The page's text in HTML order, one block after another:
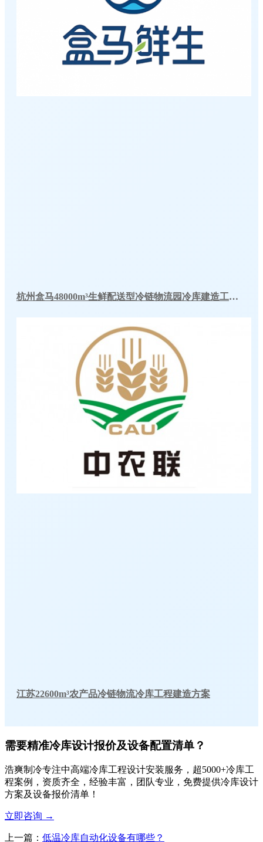
杭州盒马48000m³生鲜配送型冷链物流园冷库建造工程案例
江苏22600m³农产品冷链物流冷库工程建造方案
需要精准冷库设计报价及设备配置清单？
浩爽制冷专注中高端冷库工程设计安装服务，超5000+冷库工
程案例，资质齐全，经验丰富，团队专业，免费提供冷库设计
方案及设备报价清单！
立即咨询 →
上一篇： 低温冷库自动化设备有哪些？